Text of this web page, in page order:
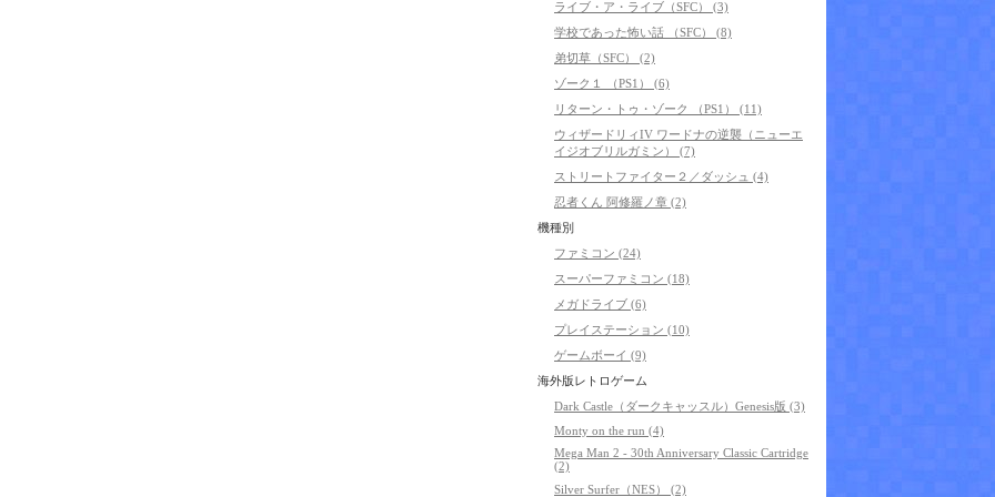
ライブ・ア・ライブ（SFC） (3)
学校であった怖い話 （SFC） (8)
弟切草（SFC） (2)
ゾーク１ （PS1） (6)
リターン・トゥ・ゾーク （PS1） (11)
ウィザードリィIV ワードナの逆襲（ニューエ
イジオブリルガミン） (7)
ストリートファイター２／ダッシュ (4)
忍者くん 阿修羅ノ章 (2)
機種別
ファミコン (24)
スーパーファミコン (18)
メガドライブ (6)
プレイステーション (10)
ゲームボーイ (9)
海外版レトロゲーム
Dark Castle（ダークキャッスル）Genesis版 (3)
Monty on the run (4)
Mega Man 2 - 30th Anniversary Classic Cartridge
(2)
Silver Surfer（NES） (2)